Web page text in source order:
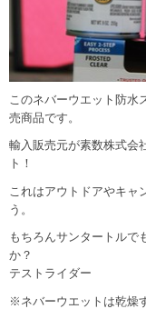
このネバーウエット防水
売商品です。
輸入販売元が素数株式会
ト！
これはアウトドアやキャ
う。
もちろんサンタートルで
か？
テストライダー
※ネバーウエットは乾燥